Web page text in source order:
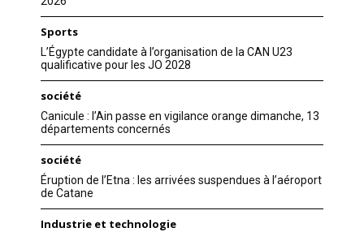
Sports
L’Égypte candidate à l’organisation de la CAN U23
qualificative pour les JO 2028
société
Canicule : l’Ain passe en vigilance orange dimanche, 13
départements concernés
société
Éruption de l’Etna : les arrivées suspendues à l’aéroport
de Catane
Industrie et technologie